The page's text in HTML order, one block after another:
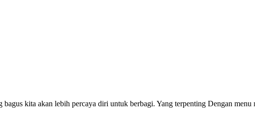
kita akan lebih percaya diri untuk berbagi. Yang terpenting Dengan